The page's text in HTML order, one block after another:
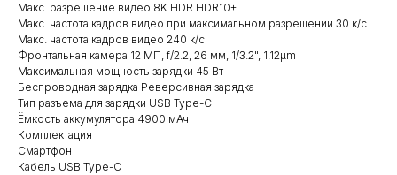
Макс. разрешение видео 8K HDR HDR10+
Макс. частота кадров видео при максимальном разрешении 30 к/c
Макс. частота кадров видео 240 к/с
Фронтальная камера 12 МП, f/2.2, 26 мм, 1/3.2", 1.12µm
Максимальная мощность зарядки 45 Вт
Беспроводная зарядка Реверсивная зарядка
Тип разъема для зарядки USB Type-C
Ёмкость аккумулятора 4900 мАч
Комплектация
Смартфон
Кабель USB Type-C